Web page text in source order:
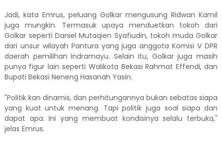
Jadi, kata Emrus, peluang Golkar mengusung Ridwan Kamil
juga mungkin. Termasuk upaya menduetkan tokoh dari
Golkar seperti Daniel Mutaqien Syafiudin, tokoh muda Golkar
dari unsur wilayah Pantura yang juga anggota Komisi V DPR
daerah pemilihan Indramayu. Selain itu, Golkar juga masih
punya figur lain seperti Walikota Bekasi Rahmat Effendi, dan
Bupati Bekasi Neneng Hasanah Yasin.
"Politik kan dinamis, dan perhitungannya bukan sebatas siapa
yang kuat untuk menang. Tapi politik juga soal siapa dan
dapat apa. Ini yang membuat kondisinya selalu terbuka,"
jelas Emrus.